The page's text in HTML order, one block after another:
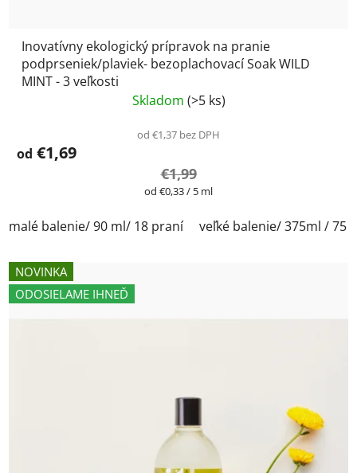
Inovatívny ekologický prípravok na pranie
podprseniek/plaviek- bezoplachovací Soak WILD
MINT - 3 veľkosti
Skladom (>5 ks)
od €1,37 bez DPH
od €1,69
€1,99
Jednotková
od €0,33 / 5 ml
malé balenie/ 90 ml/ 18 praní veľké balenie/ 375ml / 75
NOVINKA
ODOSIELAME IHNEĎ